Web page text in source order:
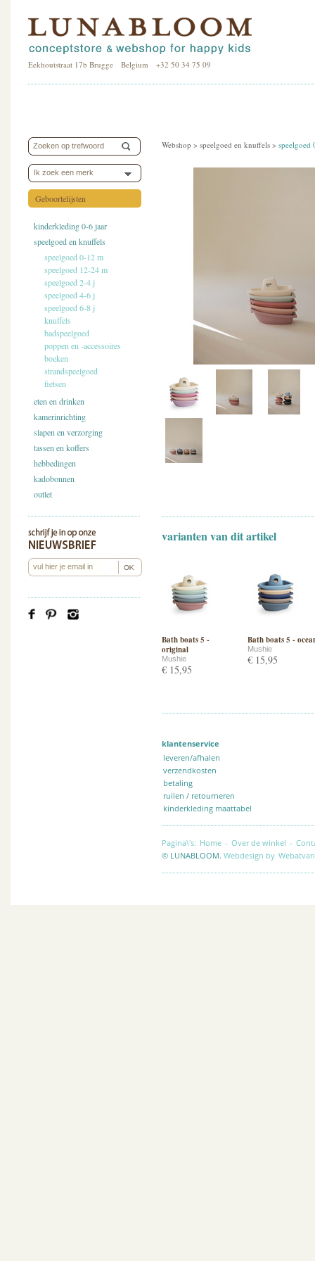
Eekhoutstraat 17b Brugge Belgium +32 50 34 75 09
Ik zoek een merk
Geboortelijsten
kinderkleding 0-6 jaar
speelgoed en knuffels
speelgoed 0-12 m
speelgoed 12-24 m
speelgoed 2-4 j
speelgoed 4-6 j
speelgoed 6-8 j
knuffels
badspeelgoed
poppen en -accessoires
boeken
strandspeelgoed
fietsen
eten en drinken
kamerinrichting
slapen en verzorging
tassen en koffers
hebbedingen
kadobonnen
outlet
Webshop > speelgoed en knuffels > speelgoed
varianten van dit artikel
Bath boats 5 -
original
Mushie
€ 15,95
Bath boats 5 -
Mushie
€ 15,95
klantenservice
leveren/afhalen
verzendkosten
betaling
ruilen / retourneren
kinderkleding maattabel
Pagina\'s: Home - Over de winkel -
© LUNABLOOM. Webdesign by